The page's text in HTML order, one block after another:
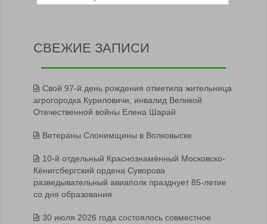
СВЕЖИЕ ЗАПИСИ
Свой 97-й день рождения отметила жительница
агрогородка Куриловичи, инвалид Великой
Отечественной войны Елена Шарай
Ветераны Слонимщины в Волковыске
10-й отдельный Краснознамённый Московско-
Кёнигсбергский ордена Суворова
разведывательный авиаполк празднует 85-летие
со дня образования
30 июля 2026 года состоялось совместное